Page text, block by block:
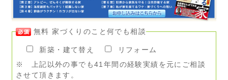
無料 家づくりのこと何でも相談
新築・建て替え
リフォーム
※ 上記以外の事でも41年間の経験実績を元にご相談
させて頂きます。